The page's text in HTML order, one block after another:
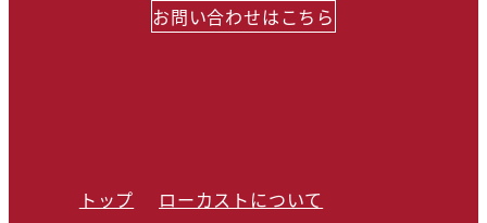
お問い合わせはこちら
トップ
ローカストについて